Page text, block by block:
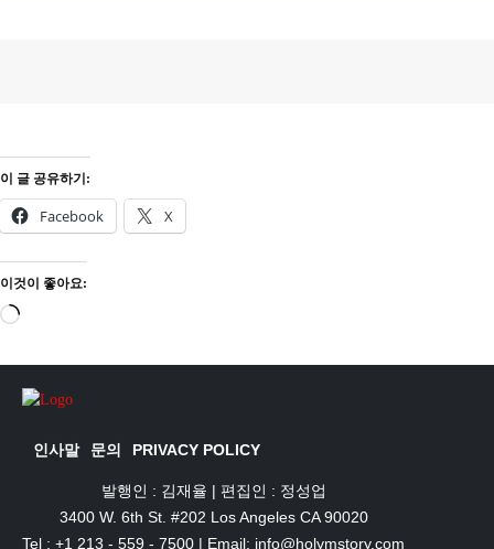
이 글 공유하기:
Facebook X
이것이 좋아요:
중...
인사말 문의 PRIVACY POLICY
발행인 : 김재율 | 편집인 : 정성업
3400 W. 6th St. #202 Los Angeles CA 90020
Tel : +1 213 - 559 - 7500 | Email: info@holymstory.com